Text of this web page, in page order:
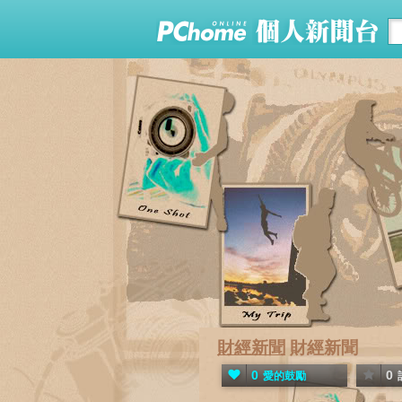
財經新聞 財經新聞
0 愛的鼓勵 0